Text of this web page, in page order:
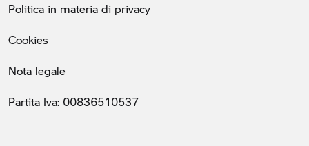
Politica in materia di privacy
Cookies
Nota legale
Partita Iva: 00836510537